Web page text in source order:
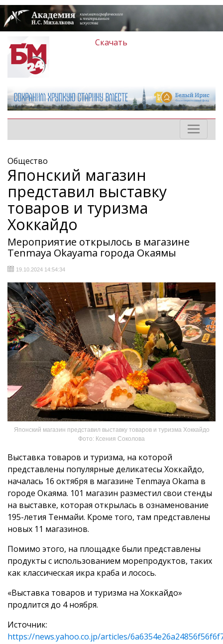
Скачать
Общество
Японский магазин
представил выставку
товаров и туризма
Хоккайдо
Мероприятие открылось в магазине
Tenmaya Okayama города Окаямы
19.10.2024 14:54:34
Японский магазин представил выставку товаров и туризма Хоккайдо
Фото: Ксения Соколова
Выставка товаров и туризма, на которой
представлены популярные деликатесы Хоккайдо,
началась 16 октября в магазине Tenmaya Okama в
городе Окаяма. 101 магазин разместил свои стенды
на выставке, которая открылась в ознаменование
195-летия Тенмайи. Кроме того, там представлены
новых 11 магазинов.
Помимо этого, на площадке были представлены
продукты с использованием морепродуктов, таких
как классическая икра краба и лосось.
«Выставка товаров и туризма на Хоккайдо»
продлится до 4 ноября.
Источник:
https://news.yahoo.co.jp/articles/